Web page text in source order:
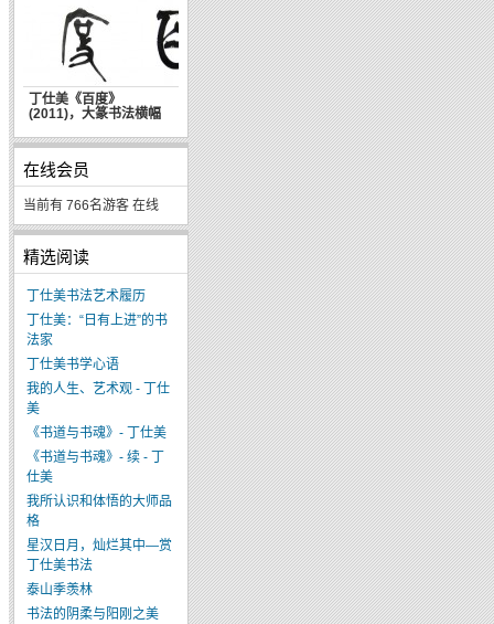
丁仕美《百度》
(2011)，大篆书法横幅
在线会员
当前有 766名游客 在线
精选阅读
丁仕美书法艺术履历
丁仕美：“日有上进”的书
法家
丁仕美书学心语
我的人生、艺术观 - 丁仕
美
《书道与书魂》- 丁仕美
《书道与书魂》- 续 - 丁
仕美
我所认识和体悟的大师品
格
星汉日月，灿烂其中—赏
丁仕美书法
泰山季羡林
书法的阴柔与阳刚之美